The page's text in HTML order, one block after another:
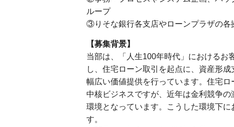
ループ
③りそな銀行各支店やローンプラザの各
【募集背景】
当部は、「人生100年時代」におけるお
し、住宅ローン取引を起点に、資産形
幅広い価値提供を行っています。住宅
中核ビジネスですが、近年は金利競争
環境となっています。こうした環境下
す。